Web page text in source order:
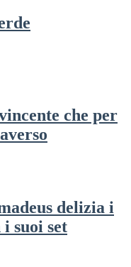
che per
delizia i
suoi set